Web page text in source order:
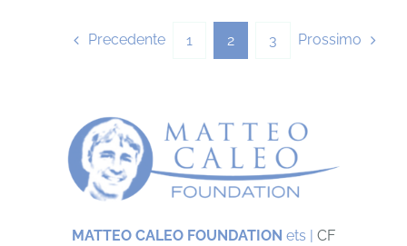
Precedente 1 2 3 Prossimo
MATTEO CALEO FOUNDATION ets | CF